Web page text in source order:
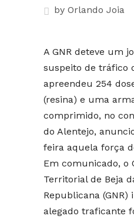
by Orlando Joia
A GNR deteve um
suspeito de tráfico
apreendeu 254
(resina) e uma
comprimido, no
do Alentejo,
feira aquela força
Em comunicado, o
Territorial de Beja
Republicana
alegado traficante